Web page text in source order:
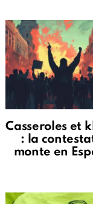
Casseroles et
: la
monte en